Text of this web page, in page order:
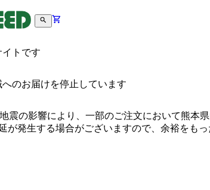
トです
のお届けを停止しています
震の影響により、一部のご注文において熊本
が発生する場合がございますので、余裕をもっ